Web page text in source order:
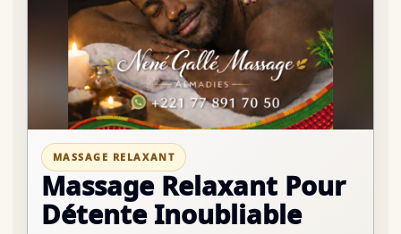
MASSAGE RELAXANT
Massage Relaxant Pour
Détente Inoubliable